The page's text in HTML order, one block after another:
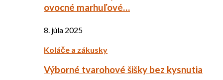
ovocné marhuľové…
8. júla 2025
Koláče a zákusky
Výborné tvarohové šišky bez kysnutia